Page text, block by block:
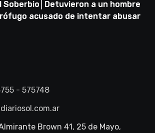
Soberbio│Detuvieron a un hombre
acusado de intentar abusar
- 575748
Brown 41, 25 de Mayo,